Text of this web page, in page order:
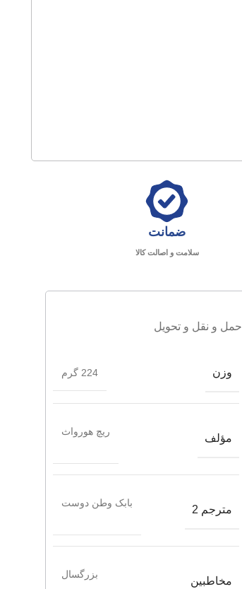
ضمانت
سلامت و اصالت کالا
حمل و نقل و تحویل
وزن 224 گرم
مؤلف
ریچ هورواث
مترجم 2
بابک وطن دوست
مخاطبین
بزرگسال